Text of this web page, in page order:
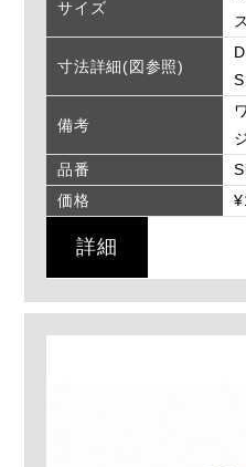
サイズ
寸法詳細(図参照)
備考
品番
価格
詳細